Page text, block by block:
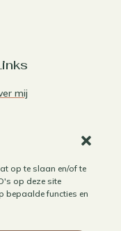
op te slaan en/of te
op deze site
bepaalde functies en
mij